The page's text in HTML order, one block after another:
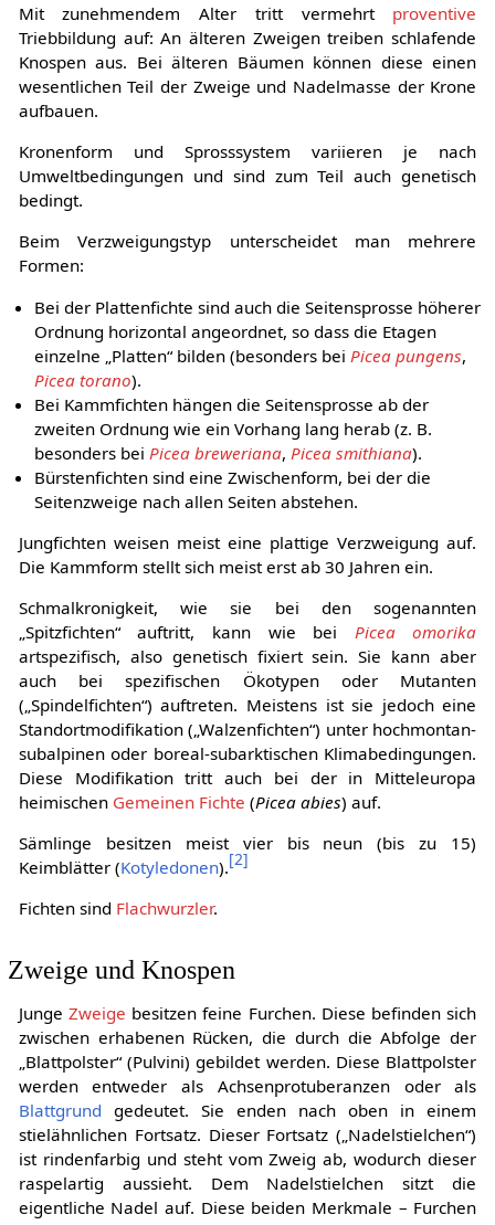
Mit zunehmendem Alter tritt vermehrt proventive
Triebbildung auf: An älteren Zweigen treiben schlafende
Knospen aus. Bei älteren Bäumen können diese einen
wesentlichen Teil der Zweige und Nadelmasse der Krone
aufbauen.
Kronenform und Sprosssystem variieren je nach
Umweltbedingungen und sind zum Teil auch genetisch
bedingt.
Beim Verzweigungstyp unterscheidet man mehrere
Formen:
Bei der Plattenfichte sind auch die Seitensprosse höherer
Ordnung horizontal angeordnet, so dass die Etagen
einzelne „Platten“ bilden (besonders bei Picea pungens,
Picea torano).
Bei Kammfichten hängen die Seitensprosse ab der
zweiten Ordnung wie ein Vorhang lang herab (z. B.
besonders bei Picea breweriana, Picea smithiana).
Bürstenfichten sind eine Zwischenform, bei der die
Seitenzweige nach allen Seiten abstehen.
Jungfichten weisen meist eine plattige Verzweigung auf.
Die Kammform stellt sich meist erst ab 30 Jahren ein.
Schmalkronigkeit, wie sie bei den sogenannten
„Spitzfichten“ auftritt, kann wie bei Picea omorika
artspezifisch, also genetisch fixiert sein. Sie kann aber
auch bei spezifischen Ökotypen oder Mutanten
(„Spindelfichten“) auftreten. Meistens ist sie jedoch eine
Standortmodifikation („Walzenfichten“) unter hochmontan-
subalpinen oder boreal-subarktischen Klimabedingungen.
Diese Modifikation tritt auch bei der in Mitteleuropa
heimischen Gemeinen Fichte (Picea abies) auf.
Sämlinge besitzen meist vier bis neun (bis zu 15)
Keimblätter (Kotyledonen).[2]
Fichten sind Flachwurzler.
Zweige und Knospen
JungeZweige besitzen feine Furchen. Diese befinden sich
zwischen erhabenen Rücken, die durch die Abfolge der
„Blattpolster“ (Pulvini) gebildet werden. Diese Blattpolster
werden entweder als Achsenprotuberanzen oder als
Blattgrund gedeutet. Sie enden nach oben in einem
stielähnlichen Fortsatz. Dieser Fortsatz („Nadelstielchen“)
ist rindenfarbig und steht vom Zweig ab, wodurch dieser
raspelartig aussieht. Dem Nadelstielchen sitzt die
eigentliche Nadel auf. Diese beiden Merkmale – Furchen